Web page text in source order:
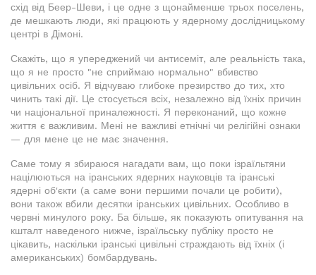
схід від Беер-Шеви, і це одне з щонайменше трьох поселень,
де мешкають люди, які працюють у ядерному дослідницькому
центрі в Дімоні.
Скажіть, що я упереджений чи антисеміт, але реальність така,
що я не просто "не сприймаю нормально" вбивство
цивільних осіб. Я відчуваю глибоке презирство до тих, хто
чинить такі дії. Це стосується всіх, незалежно від їхніх причин
чи національної приналежності. Я переконаний, що кожне
життя є важливим. Мені не важливі етнічні чи релігійні ознаки
— для мене це не має значення.
Саме тому я збираюся нагадати вам, що поки ізраїльтяни
націлюються на іранських ядерних науковців та іранські
ядерні об'єкти (а саме вони першими почали це робити),
вони також вбили десятки іранських цивільних. Особливо в
червні минулого року. Ба більше, як показують опитування на
кшталт наведеного нижче, ізраїльську публіку просто не
цікавить, наскільки іранські цивільні страждають від їхніх (і
американських) бомбардувань.